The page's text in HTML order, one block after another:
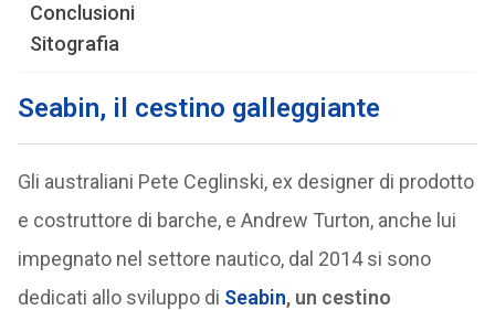
Conclusioni
Sitografia
Seabin, il cestino galleggiante
Gli australiani Pete Ceglinski, ex designer di prodotto
e costruttore di barche, e Andrew Turton, anche lui
impegnato nel settore nautico, dal 2014 si sono
dedicati allo sviluppo di Seabin, un cestino